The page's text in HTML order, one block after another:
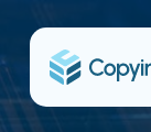
main
content